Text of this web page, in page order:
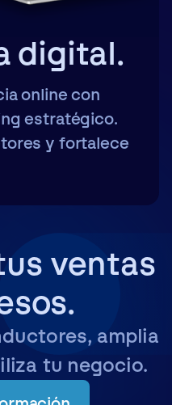
digital.
online con
estratégico.
y fortalece
ventas
amplia
tu negocio.